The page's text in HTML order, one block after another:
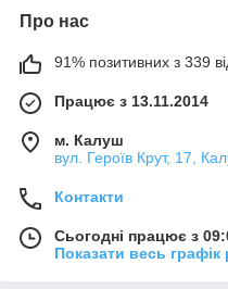
Про нас
91% позитивних з 339
Працює з 13.11.2014
м. Калуш
вул. Героїв Крут, 17,
Контакти
Сьогодні працює з
Показати весь графік